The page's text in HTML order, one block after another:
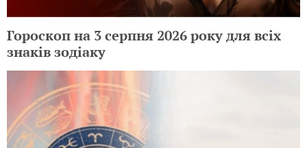
Гороскоп на 3 серпня 2026 року для всіх
знаків зодіаку